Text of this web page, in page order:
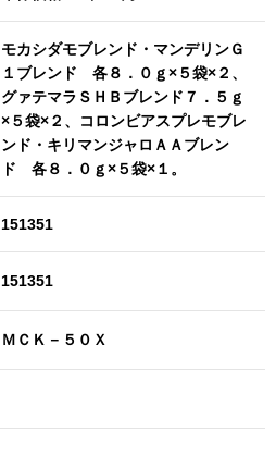
モカシダモブレンド・マンデリンＧ
１ブレンド 各８．０ｇ×５袋×２、
グァテマラＳＨＢブレンド７．５ｇ
×５袋×２、コロンビアスプレモブレ
ンド・キリマンジャロＡＡブレン
ド 各８．０ｇ×５袋×１。
151351
151351
ＭＣＫ－５０Ｘ